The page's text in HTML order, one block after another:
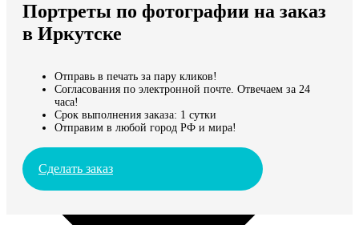
Мы доставляем по всему миру
Продолжить без города
Портреты по фотографии на заказ
в Иркутске
Отправь в печать за пару кликов!
Согласования по электронной почте. Отвечаем за 24
часа!
Срок выполнения заказа: 1 сутки
Отправим в любой город РФ и мира!
Сделать заказ